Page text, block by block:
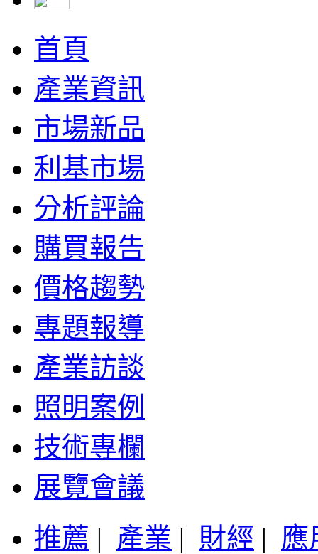
首頁
產業資訊
市場新品
利基市場
分析評論
購買報告
價格趨勢
專題報導
產業訪談
照明案例
技術專欄
展覽會議
推薦 | 產業 | 財經 | 應